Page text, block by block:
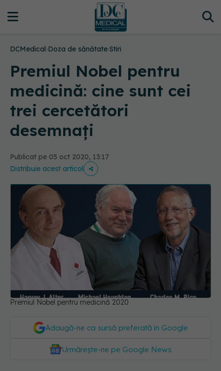
DCMedical›Doza de sănătate›Stiri
Premiul Nobel pentru
medicină: cine sunt cei
trei cercetători
desemnați
Publicat pe 05 oct 2020, 13:17
Distribuie acest articol
Premiul Nobel pentru medicină 2020
Adaugă-ne ca sursă preferată în Google
Urmărește-ne pe Google News